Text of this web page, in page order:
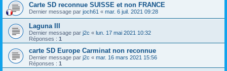
Carte SD reconnue SUISSE et non FRANCE
Dernier message par joch61 « mar. 6 juil. 2021 09:28
Laguna III
Dernier message par j2c « lun. 17 mai 2021 10:32
Réponses : 1
carte SD Europe Carminat non reconnue
Dernier message par j2c « mar. 16 mars 2021 15:56
Réponses : 1